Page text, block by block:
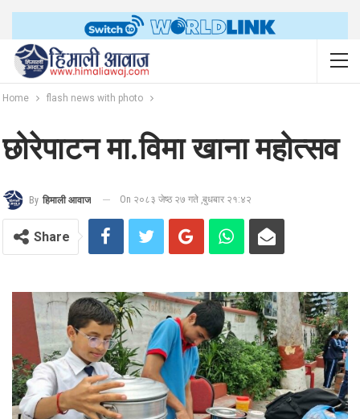
Home flash news with photo
छोरेपाटन मा.विमा खाना महोत्सव
By हिमाली आवाज On २०८३ जेष्ठ २७ गते ,बुधबार २१:४२
Share